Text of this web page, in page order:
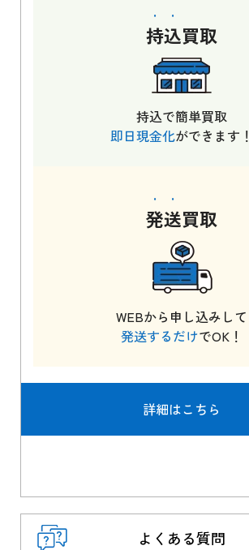
持込買取
持込で簡単買取
即日現金化ができます！
発送買取
WEBから申し込みして
発送するだけでOK！
詳細はこちら
よくある質問